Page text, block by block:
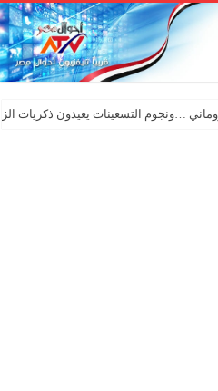
…ونجوم التسعينات يعيدون ذكريات